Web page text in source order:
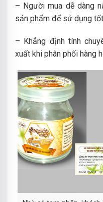
– Người mua dễ dàng
sản phẩm để sử dụng
– Khẳng định tính
xuất khi phân phối hàng